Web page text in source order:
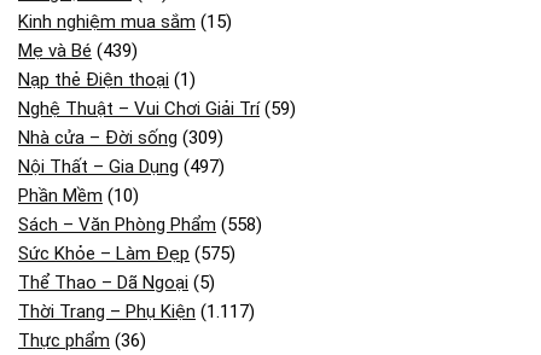
Kinh nghiệm mua sắm (15)
Mẹ và Bé (439)
Nạp thẻ Điện thoại (1)
Nghệ Thuật – Vui Chơi Giải Trí(59)
Nhà cửa – Đời sống (309)
Nội Thất – Gia Dụng (497)
Phần Mềm (10)
Sách – Văn Phòng Phẩm (558)
Sức Khỏe – Làm Đẹp (575)
Thể Thao – Dã Ngoại (5)
Thời Trang – Phụ Kiện (1.117)
Thực phẩm (36)